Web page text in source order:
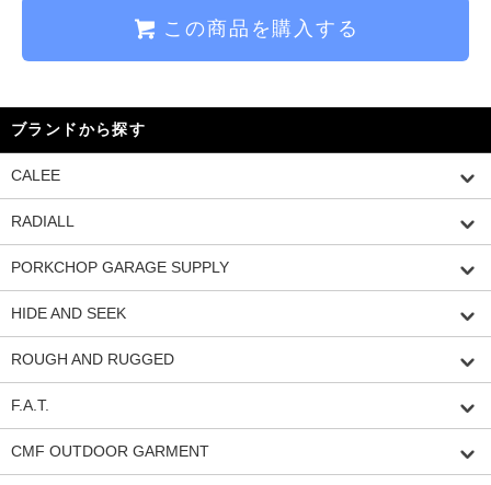
この商品を購入する
ブランドから探す
CALEE
RADIALL
PORKCHOP GARAGE SUPPLY
HIDE AND SEEK
ROUGH AND RUGGED
F.A.T.
CMF OUTDOOR GARMENT